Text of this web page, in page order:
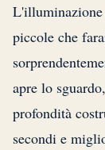
L'illuminazione
piccole che
apre lo
profondità
secondi e